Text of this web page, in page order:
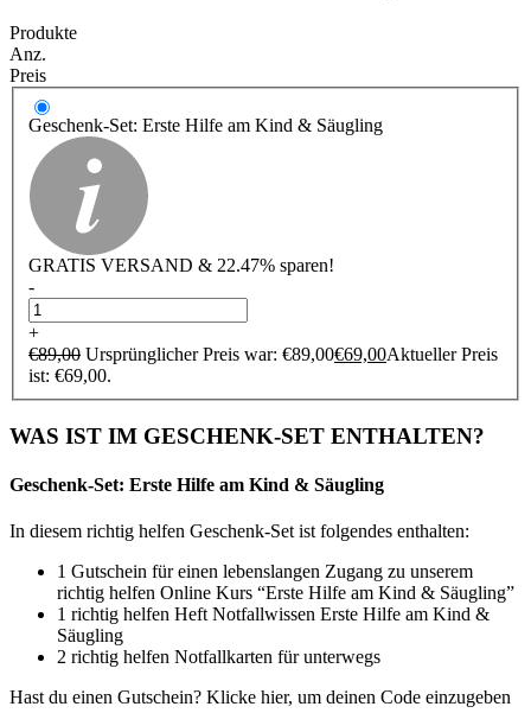
Produkte
Anz.
Preis
Geschenk-Set: Erste Hilfe am Kind & Säugling
GRATIS VERSAND & 22.47% sparen!
-
+
€89,00 Ursprünglicher Preis war: €89,00€69,00Aktueller Preis
ist: €69,00.
WAS IST IM GESCHENK-SET ENTHALTEN?
Geschenk-Set: Erste Hilfe am Kind & Säugling
In diesem richtig helfen Geschenk-Set ist folgendes enthalten:
1 Gutschein für einen lebenslangen Zugang zu unserem
richtig helfen Online Kurs “Erste Hilfe am Kind & Säugling”
1 richtig helfen Heft Notfallwissen Erste Hilfe am Kind &
Säugling
2 richtig helfen Notfallkarten für unterwegs
Hast du einen Gutschein? Klicke hier, um deinen Code einzugeben